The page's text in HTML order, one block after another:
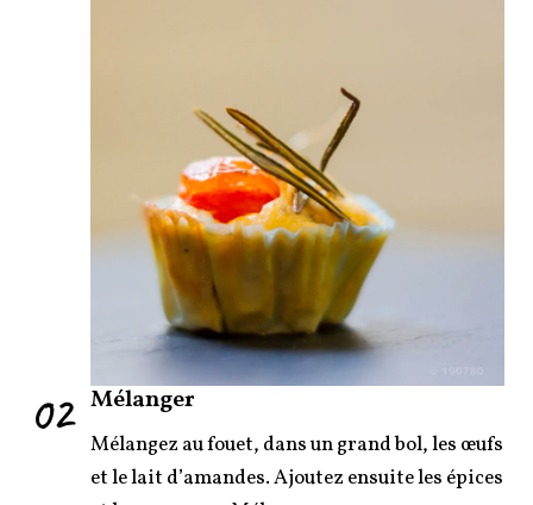
02 Mélanger
Mélangez au fouet, dans un grand bol, les œufs
et le lait d’amandes. Ajoutez ensuite les épices